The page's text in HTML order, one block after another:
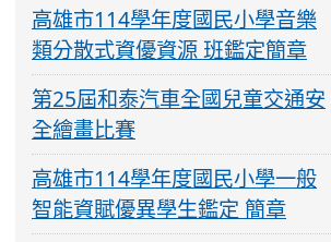
高雄市114學年度國民小學音樂
類分散式資優資源 班鑑定簡章
第25屆和泰汽車全國兒童交通安
全繪畫比賽
高雄市114學年度國民小學一般
智能資賦優異學生鑑定 簡章